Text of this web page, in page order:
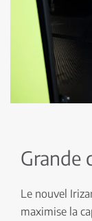
Grande
Le nouvel
maximise la